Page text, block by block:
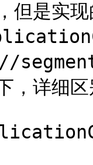
但是实
，详细